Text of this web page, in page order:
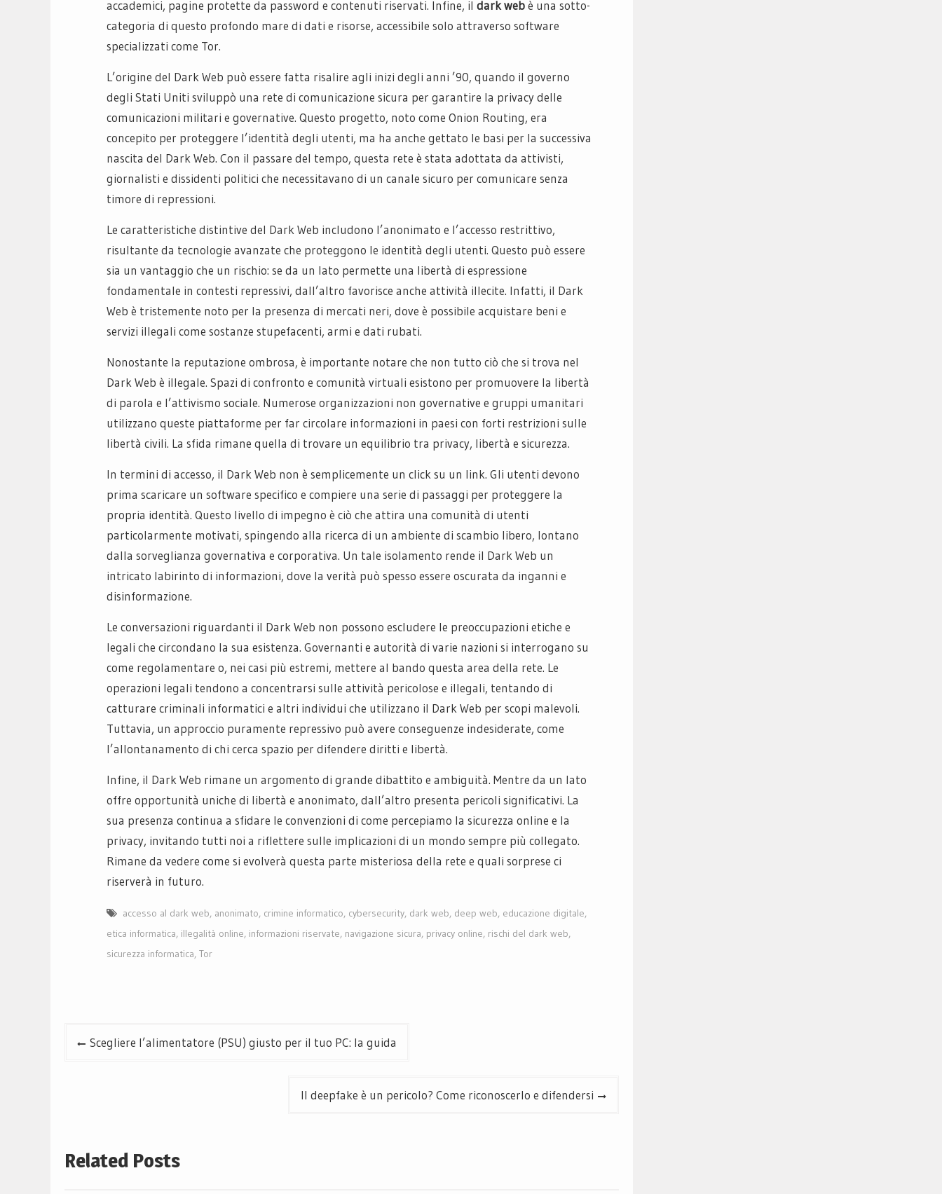
accademici, pagine protette da password e contenuti riservati. Infine, il dark webè una sotto-
categoria di questo profondo mare di dati e risorse, accessibile solo attraverso software
specializzati come Tor.
L’origine del Dark Web può essere fatta risalire agli inizi degli anni ’90, quando il governo
degli Stati Uniti sviluppò una rete di comunicazione sicura per garantire la privacy delle
comunicazioni militari e governative. Questo progetto, noto come Onion Routing, era
concepito per proteggere l’identità degli utenti, ma ha anche gettato le basi per la successiva
nascita del Dark Web. Con il passare del tempo, questa rete è stata adottata da attivisti,
giornalisti e dissidenti politici che necessitavano di un canale sicuro per comunicare senza
timore di repressioni.
Le caratteristiche distintive del Dark Web includono l’anonimato e l’accesso restrittivo,
risultante da tecnologie avanzate che proteggono le identità degli utenti. Questo può essere
sia un vantaggio che un rischio: se da un lato permette una libertà di espressione
fondamentale in contesti repressivi, dall’altro favorisce anche attività illecite. Infatti, il Dark
Web è tristemente noto per la presenza di mercati neri, dove è possibile acquistare beni e
servizi illegali come sostanze stupefacenti, armi e dati rubati.
Nonostante la reputazione ombrosa, è importante notare che non tutto ciò che si trova nel
Dark Web è illegale. Spazi di confronto e comunità virtuali esistono per promuovere la libertà
di parola e l’attivismo sociale. Numerose organizzazioni non governative e gruppi umanitari
utilizzano queste piattaforme per far circolare informazioni in paesi con forti restrizioni sulle
libertà civili. La sfida rimane quella di trovare un equilibrio tra privacy, libertà e sicurezza.
In termini di accesso, il Dark Web non è semplicemente un click su un link. Gli utenti devono
prima scaricare un software specifico e compiere una serie di passaggi per proteggere la
propria identità. Questo livello di impegno è ciò che attira una comunità di utenti
particolarmente motivati, spingendo alla ricerca di un ambiente di scambio libero, lontano
dalla sorveglianza governativa e corporativa. Un tale isolamento rende il Dark Web un
intricato labirinto di informazioni, dove la verità può spesso essere oscurata da inganni e
disinformazione.
Le conversazioni riguardanti il Dark Web non possono escludere le preoccupazioni etiche e
legali che circondano la sua esistenza. Governanti e autorità di varie nazioni si interrogano su
come regolamentare o, nei casi più estremi, mettere al bando questa area della rete. Le
operazioni legali tendono a concentrarsi sulle attività pericolose e illegali, tentando di
catturare criminali informatici e altri individui che utilizzano il Dark Web per scopi malevoli.
Tuttavia, un approccio puramente repressivo può avere conseguenze indesiderate, come
l’allontanamento di chi cerca spazio per difendere diritti e libertà.
Infine, il Dark Web rimane un argomento di grande dibattito e ambiguità. Mentre da un lato
offre opportunità uniche di libertà e anonimato, dall’altro presenta pericoli significativi. La
sua presenza continua a sfidare le convenzioni di come percepiamo la sicurezza online e la
privacy, invitando tutti noi a riflettere sulle implicazioni di un mondo sempre più collegato.
Rimane da vedere come si evolverà questa parte misteriosa della rete e quali sorprese ci
riserverà in futuro.
accesso al dark web, anonimato, crimine informatico, cybersecurity, dark web, deep web, educazione digitale,
etica informatica, illegalità online, informazioni riservate, navigazione sicura, privacy online, rischi del dark web,
sicurezza informatica, Tor
Navigazione
Scegliere l’alimentatore (PSU) giusto per il tuo PC: la guida
Il deepfake è un pericolo? Come riconoscerlo e difendersi
Related Posts